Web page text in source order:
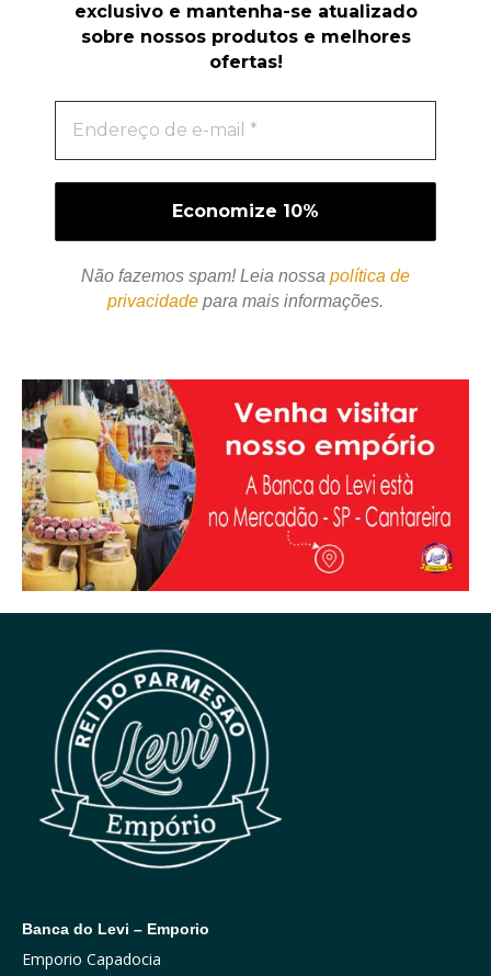
exclusivo e mantenha-se atualizado
sobre nossos produtos e melhores
ofertas!
Não fazemos spam! Leia nossa política de
privacidade para mais informações.
Banca do Levi – Emporio
Emporio Capadocia